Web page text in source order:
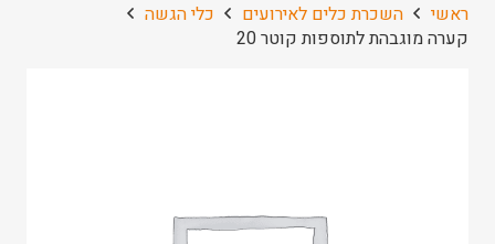
ראשי השכרת כלים לאירועים
כלי הגשה
קערה מוגבהת לתוספות קוטר 20